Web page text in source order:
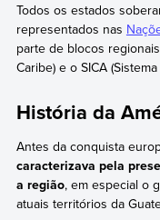
Todos os estados
representados nas
parte de blocos
Caribe) e o SICA
História da
Antes da conquista
caracterizava pela
a região, em especial o
atuais territórios da